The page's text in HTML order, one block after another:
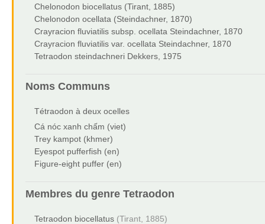
Chelonodon biocellatus (Tirant, 1885)
Chelonodon ocellata (Steindachner, 1870)
Crayracion fluviatilis subsp. ocellata Steindachner, 1870
Crayracion fluviatilis var. ocellata Steindachner, 1870
Tetraodon steindachneri Dekkers, 1975
Noms Communs
Tétraodon à deux ocelles
Cá nóc xanh chấm (viet)
Trey kampot (khmer)
Eyespot pufferfish (en)
Figure-eight puffer (en)
Membres du genre Tetraodon
Tetraodon biocellatus (Tirant, 1885)